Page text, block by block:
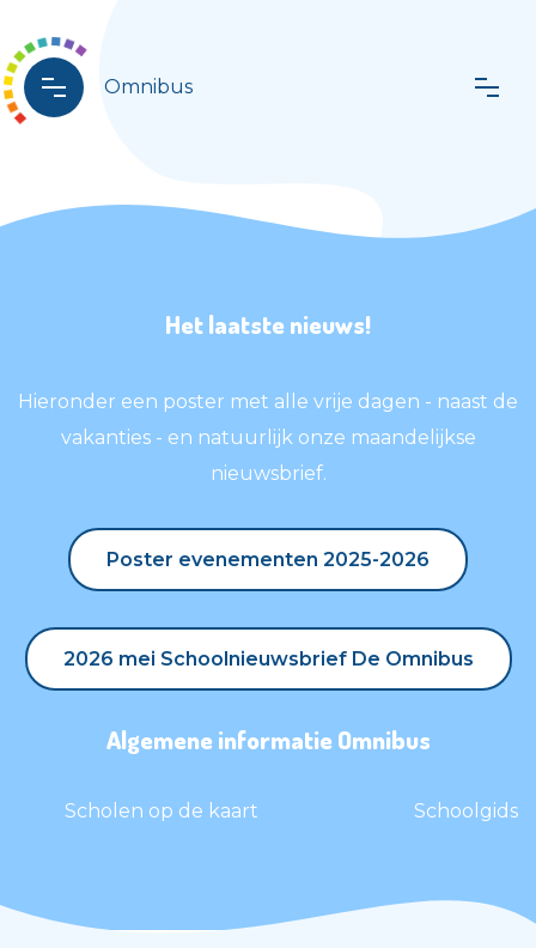
Omnibus
Het laatste nieuws!
Hieronder een poster met alle vrije dagen - naast de
vakanties - en natuurlijk onze maandelijkse
nieuwsbrief.
Poster evenementen 2025-2026
Poster evenementen 2025-2026
2026 mei Schoolnieuwsbrief De Omnibus
2026 mei Schoolnieuwsbrief De Omnibus
Algemene informatie Omnibus
Scholen op de kaart Schoolgids